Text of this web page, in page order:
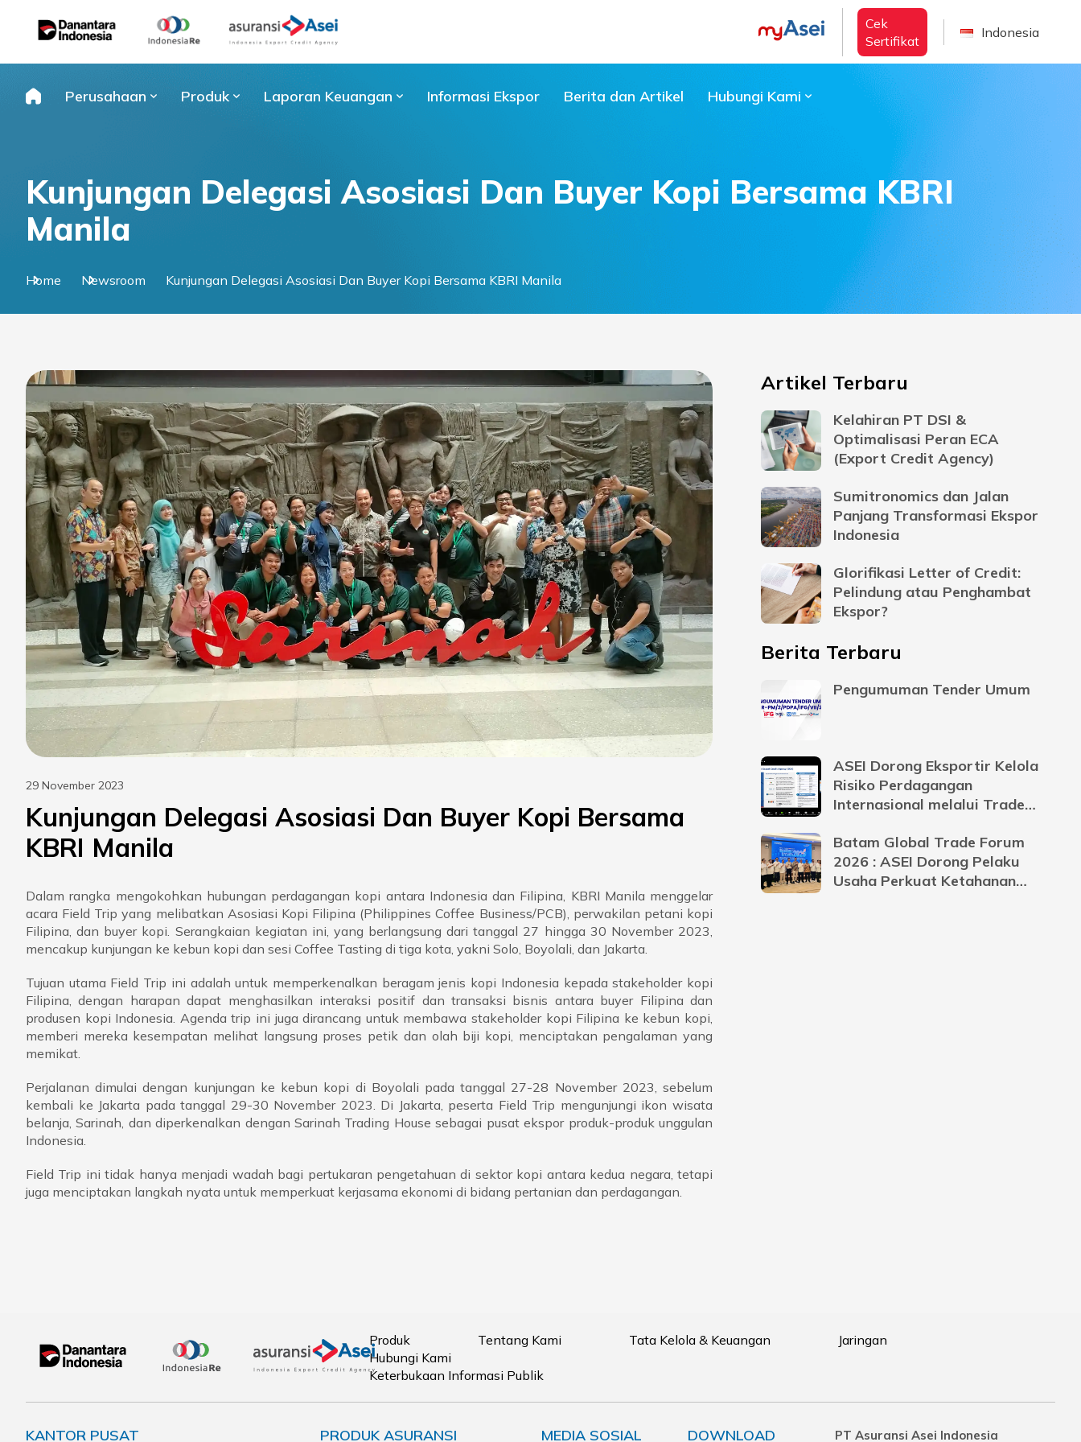
content
Cek
Sertifikat
Indonesia
Perusahaan Produk Laporan Keuangan Informasi Ekspor Berita dan Artikel Hubungi Kami
Kunjungan Delegasi Asosiasi Dan Buyer Kopi Bersama KBRI
Manila
Home Newsroom Kunjungan Delegasi Asosiasi Dan Buyer Kopi Bersama KBRI Manila
29 November 2023
Kunjungan Delegasi Asosiasi Dan Buyer Kopi Bersama
KBRI Manila
Dalam rangka mengokohkan hubungan perdagangan kopi antara Indonesia dan Filipina, KBRI Manila menggelar
acara Field Trip yang melibatkan Asosiasi Kopi Filipina (Philippines Coffee Business/PCB), perwakilan petani kopi
Filipina, dan buyer kopi. Serangkaian kegiatan ini, yang berlangsung dari tanggal 27 hingga 30 November 2023,
mencakup kunjungan ke kebun kopi dan sesi Coffee Tasting di tiga kota, yakni Solo, Boyolali, dan Jakarta.
Tujuan utama Field Trip ini adalah untuk memperkenalkan beragam jenis kopi Indonesia kepada stakeholder kopi
Filipina, dengan harapan dapat menghasilkan interaksi positif dan transaksi bisnis antara buyer Filipina dan
produsen kopi Indonesia. Agenda trip ini juga dirancang untuk membawa stakeholder kopi Filipina ke kebun kopi,
memberi mereka kesempatan melihat langsung proses petik dan olah biji kopi, menciptakan pengalaman yang
memikat.
Perjalanan dimulai dengan kunjungan ke kebun kopi di Boyolali pada tanggal 27-28 November 2023, sebelum
kembali ke Jakarta pada tanggal 29-30 November 2023. Di Jakarta, peserta Field Trip mengunjungi ikon wisata
belanja, Sarinah, dan diperkenalkan dengan Sarinah Trading House sebagai pusat ekspor produk-produk unggulan
Indonesia.
Field Trip ini tidak hanya menjadi wadah bagi pertukaran pengetahuan di sektor kopi antara kedua negara, tetapi
juga menciptakan langkah nyata untuk memperkuat kerjasama ekonomi di bidang pertanian dan perdagangan.
Artikel Terbaru
Kelahiran PT DSI &
Optimalisasi Peran ECA
(Export Credit Agency)
Sumitronomics dan Jalan
Panjang Transformasi Ekspor
Indonesia
Glorifikasi Letter of Credit:
Pelindung atau Penghambat
Ekspor?
Berita Terbaru
Pengumuman Tender Umum
ASEI Dorong Eksportir Kelola
Risiko Perdagangan
Internasional melalui Trade
Batam Global Trade Forum
2026 : ASEI Dorong Pelaku
Usaha Perkuat Ketahanan
Produk Tentang Kami Tata Kelola & Keuangan
Jaringan
Hubungi Kami
Keterbukaan Informasi Publik
KANTOR PUSAT PRODUK ASURANSI MEDIA SOSIAL DOWNLOAD PT Asuransi Asei Indonesia